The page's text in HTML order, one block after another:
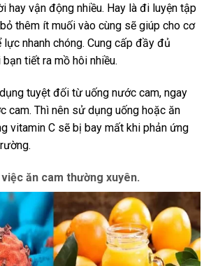
hay vận động nhiều. Hay là đi luyện tập
thêm ít muối vào cùng sẽ giúp cho cơ
nhanh chóng. Cung cấp đầy đủ
tiết ra mồ hôi nhiều.
tuyệt đối từ uống nước cam, ngay
cam. Thì nên sử dụng uống hoặc ăn
vitamin C sẽ bị bay mất khi phản ứng
ăn cam thường xuyên.